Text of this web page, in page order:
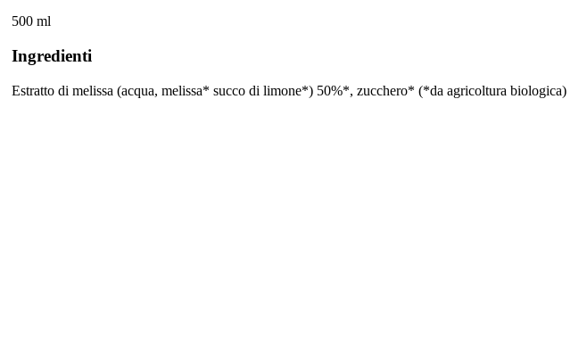
500 ml
Ingredienti
Estratto di melissa (acqua, melissa* succo di limone*) 50%*, zucchero* (*da agricoltura biologica)